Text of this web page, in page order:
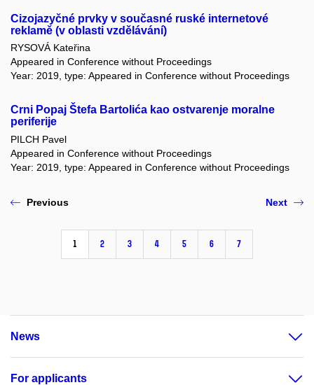
Cizojazyčné prvky v současné ruské internetové
reklamě (v oblasti vzdělávání)
RYSOVÁ Kateřina
Appeared in Conference without Proceedings
Year: 2019, type: Appeared in Conference without Proceedings
Crni Popaj Štefa Bartolića kao ostvarenje moralne
periferije
PILCH Pavel
Appeared in Conference without Proceedings
Year: 2019, type: Appeared in Conference without Proceedings
Previous
1 2 3 4 5 6 7
Next
News
For applicants